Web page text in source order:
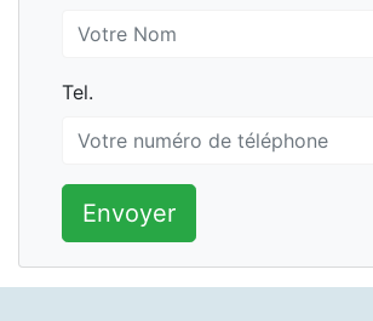
Tel.
Tel.
Envoyer